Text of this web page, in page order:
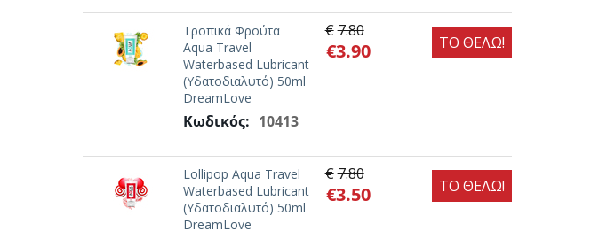
Τροπικά Φρούτα
Aqua Travel
Waterbased Lubricant
(Υδατοδιαλυτό) 50ml
DreamLove
Κωδικός: 10413
€7.80
€3.90 ΤΟ ΘΕΛΩ!
Lollipop Aqua Travel
Waterbased Lubricant
(Υδατοδιαλυτό) 50ml
DreamLove
€7.80
€3.50 ΤΟ ΘΕΛΩ!